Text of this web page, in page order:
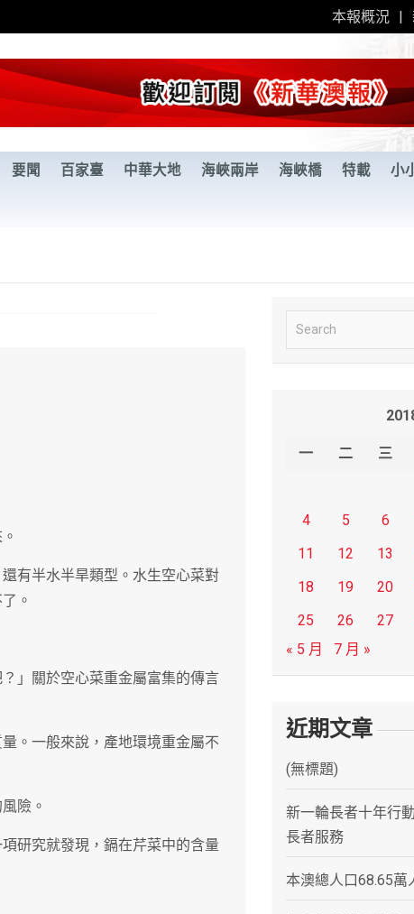
本報概況
要聞 百家臺 中華大地 海峽兩岸 海峽橋 特載 小
有半水半旱類型。水生空心菜對
。
」關於空心菜重金屬富集的傳言
。一般來說，產地環境重金屬不
險。
研究就發現，鎘在芹菜中的含量
e
一 二 三
4
5 6
11
12 13
18
19 20
25
26 27
« 5 月
7 月 »
近期文章
(無標題)
新一輪長者十年行
長者服務
本澳總人口68.65萬